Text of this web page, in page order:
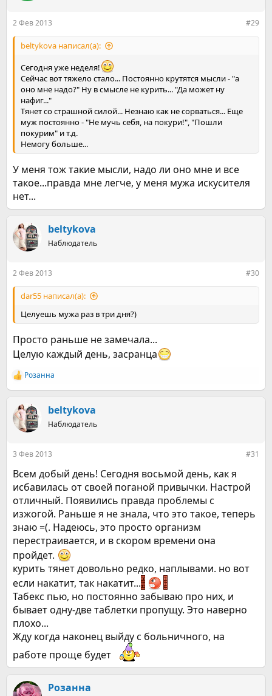
2 Фев 2013 #29
beltykova написал(а):
Сегодня уже неделя!
Сейчас вот тяжело стало... Постоянно крутятся мысли - "а
оно мне надо?" Ну в смысле не курить... "Да может ну
нафиг..."
Тянет со страшной силой... Незнаю как не сорваться... Еще
муж постоянно - "Не мучь себя, на покури!", "Пошли
покурим" и т.д.
Немогу больше...
У меня тож такие мысли, надо ли оно мне и все
такое...правда мне легче, у меня мужа искусителя
нет...
beltykova
Наблюдатель
2 Фев 2013 #30
dar55 написал(а):
Целуешь мужа раз в три дня?)
Просто раньше не замечала...
Целую каждый день, засранца
Р
е
к
ц
и
Розанна
beltykova
Наблюдатель
3 Фев 2013 #31
Всем добый день! Сегодня восьмой день, как я
исбавилась от своей поганой привычки. Настрой
отличный. Появились правда проблемы с
изжогой. Раньше я не знала, что это такое, теперь
знаю =(. Надеюсь, это просто организм
перестраивается, и в скором времени она
пройдет.
курить тянет довольно редко, наплывами. но вот
если накатит, так накатит...
Табекс пью, но постоянно забываю про них, и
бывает одну-две таблетки пропущу. Это наверно
плохо...
Жду когда наконец выйду с больничного, на
работе проще будет
Розанна